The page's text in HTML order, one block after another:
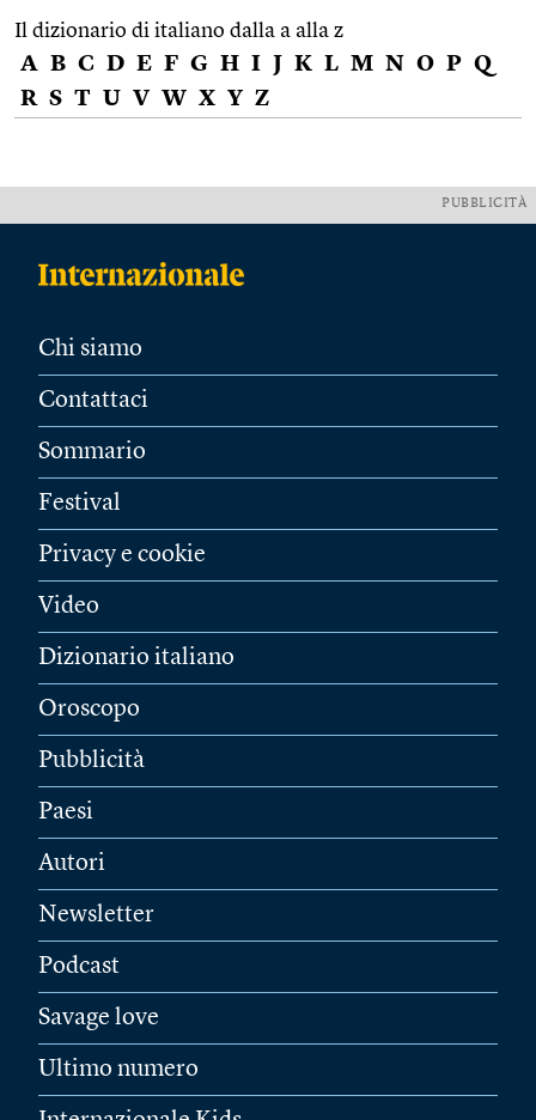
Il dizionario di italiano dalla a alla z
A B C D E F G H I J K L M N O P Q
R S T U V W X Y Z
PUBBLICITÀ
Chi siamo
Contattaci
Sommario
Festival
Privacy e cookie
Video
Dizionario italiano
Oroscopo
Pubblicità
Paesi
Autori
Newsletter
Podcast
Savage love
Ultimo numero